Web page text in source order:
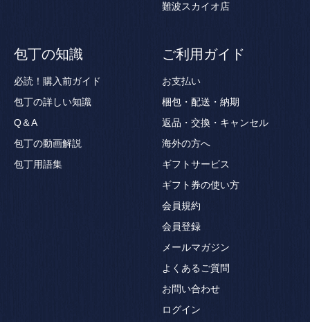
難波スカイオ店
包丁の知識
必読！購入前ガイド
包丁の詳しい知識
Q＆A
包丁の動画解説
包丁用語集
ご利用ガイド
お支払い
梱包・配送・納期
返品・交換・キャンセル
海外の方へ
ギフトサービス
ギフト券の使い方
会員規約
会員登録
メールマガジン
よくあるご質問
お問い合わせ
ログイン